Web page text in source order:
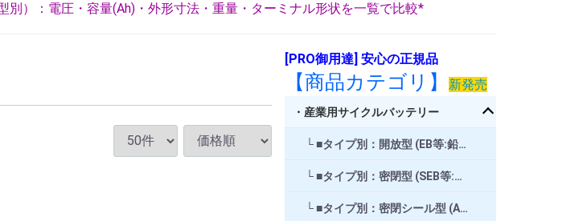
）：電圧・容量(Ah)・外形寸法・重量・ターミナル形状を一覧で比較*
[PRO御用達] 安心の正規品
【商品カテゴリ】 新発売
・産業用サイクルバッテリー
■タイプ別：開放型 (EB等:鉛バッテリ)
■タイプ別：密閉型 (SEB等:鉛バッテリ)
■タイプ別：密閉シール型 (AGM,GEL等:鉛バッテリ) 等